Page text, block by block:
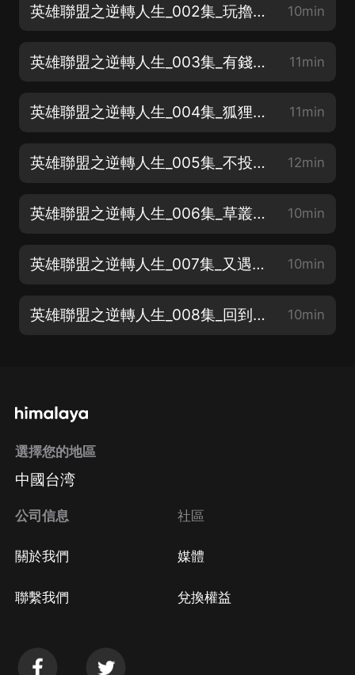
英雄聯盟之逆轉人生_002集_玩擼啊擼的妹子 10min
英雄聯盟之逆轉人生_003集_有錢還買假包？ 11min
英雄聯盟之逆轉人生_004集_狐狸E閃現 11min
英雄聯盟之逆轉人生_005集_不投降就能贏 12min
英雄聯盟之逆轉人生_006集_草叢原子彈 10min
英雄聯盟之逆轉人生_007集_又遇電競部女神 10min
英雄聯盟之逆轉人生_008集_回到擼啊擼的懷抱 10min
選擇您的地區
中國台湾
公司信息
關於我們
聯繫我們
社區
媒體
兌換權益